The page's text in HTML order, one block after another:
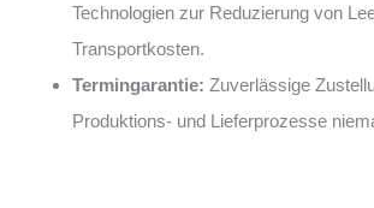
Technologien zur Reduzierung von
Transportkosten.
Termingarantie: Zuverlässige
Produktions- und Lieferprozesse